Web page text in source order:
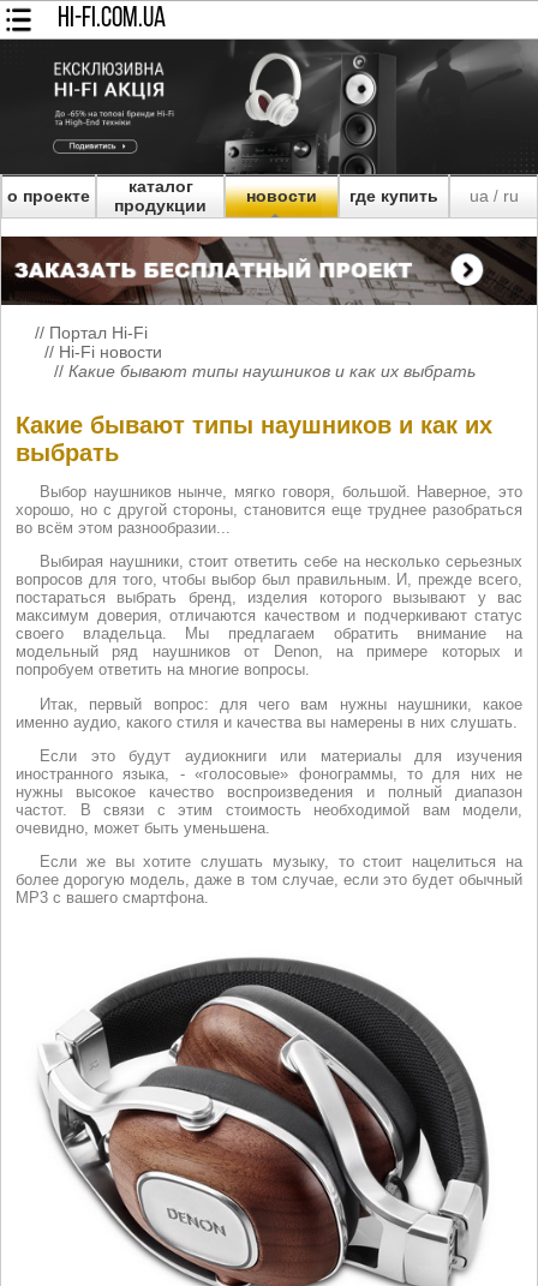
HI-FI.COM.UA
о проекте
каталог
продукции
новости где купить ua/ ru
// Портал Hi-Fi
// Hi-Fi новости
// Какие бывают типы наушников и как их выбрать
Какие бывают типы наушников и как их
выбрать
Выбор наушников нынче, мягко говоря, большой. Наверное, это
хорошо, но с другой стороны, становится еще труднее разобраться
во всём этом разнообразии...
Выбирая наушники, стоит ответить себе на несколько серьезных
вопросов для того, чтобы выбор был правильным. И, прежде всего,
постараться выбрать бренд, изделия которого вызывают у вас
максимум доверия, отличаются качеством и подчеркивают статус
своего владельца. Мы предлагаем обратить внимание на
модельный ряд наушников от Denon, на примере которых и
попробуем ответить на многие вопросы.
Итак, первый вопрос: для чего вам нужны наушники, какое
именно аудио, какого стиля и качества вы намерены в них слушать.
Если это будут аудиокниги или материалы для изучения
иностранного языка, - «голосовые» фонограммы, то для них не
нужны высокое качество воспроизведения и полный диапазон
частот. В связи с этим стоимость необходимой вам модели,
очевидно, может быть уменьшена.
Если же вы хотите слушать музыку, то стоит нацелиться на
более дорогую модель, даже в том случае, если это будет обычный
MP3 с вашего смартфона.